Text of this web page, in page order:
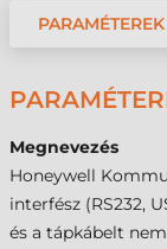
PARAMÉTEREK
Megnevezés
Honeywell
interfész (RS232,
és a tápkábelt